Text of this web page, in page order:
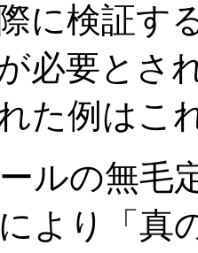
に検証す
必要とさ
た例はこ
ルの無毛
より「真